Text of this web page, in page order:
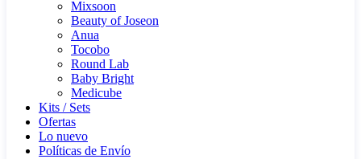
Mixsoon
Beauty of Joseon
Anua
Tocobo
Round Lab
Baby Bright
Medicube
Kits / Sets
Ofertas
Lo nuevo
Políticas de Envío